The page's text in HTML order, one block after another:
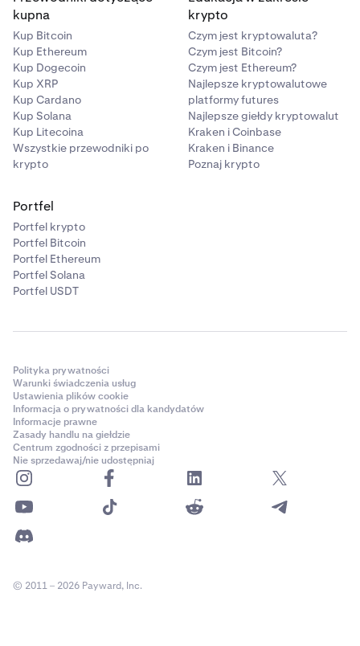
kupna
Kup Bitcoin
Kup Ethereum
Kup Dogecoin
Kup XRP
Kup Cardano
Kup Solana
Kup Litecoina
Wszystkie przewodniki po
krypto
krypto
Czym jest kryptowaluta?
Czym jest Bitcoin?
Czym jest Ethereum?
Najlepsze kryptowalutowe
platformy futures
Najlepsze giełdy kryptowalut
Kraken i Coinbase
Kraken i Binance
Poznaj krypto
Portfel
Portfel krypto
Portfel Bitcoin
Portfel Ethereum
Portfel Solana
Portfel USDT
Polityka prywatności
Warunki świadczenia usług
Ustawienia plików cookie
Informacja o prywatności dla kandydatów
Informacje prawne
Zasady handlu na giełdzie
Centrum zgodności z przepisami
Nie sprzedawaj/nie udostępniaj
© 2011 – 2026 Payward, Inc.